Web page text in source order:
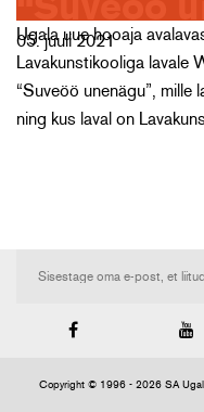
05. juuli 2021
Ugala uue hooaja
Lavakunstikooliga lavale
“Suveöö unenägu”, mille
ning kus laval on
Copyright © 1996 - 2026 SA